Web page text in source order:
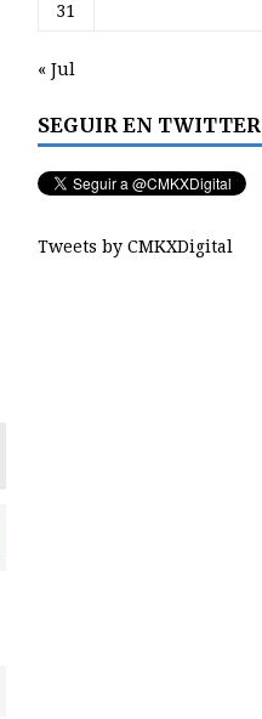
31
« Jul
SEGUIR EN TWITTER
Tweets by CMKXDigital